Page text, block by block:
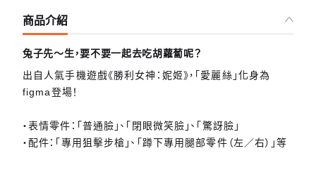
商品介紹
兔子先～生，要不要一起去吃胡蘿蔔呢？
出自人氣手機遊戲《勝利女神：妮姬》，「愛麗絲」化身為
figma登場！
・表情零件：「普通臉」、「閉眼微笑臉」、「驚訝臉」
・配件：「專用狙擊步槍」、「蹲下專用腿部零件（左／右）」等